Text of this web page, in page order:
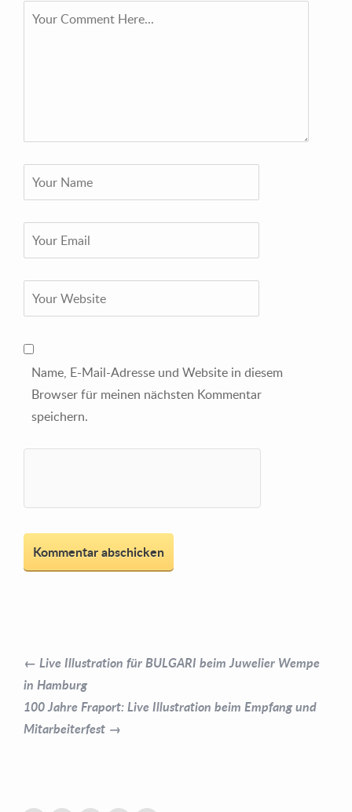
Name, E-Mail-Adresse und Website in diesem
Browser für meinen nächsten Kommentar
speichern.
← Live Illustration für BULGARI beim Juwelier Wempe
in Hamburg
100 Jahre Fraport: Live Illustration beim Empfang und
Mitarbeiterfest →